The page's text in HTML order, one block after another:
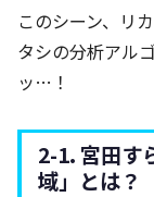
このシーン、リ
タシの分析アル
ッ…！
2-1. 宮田す
域」とは？